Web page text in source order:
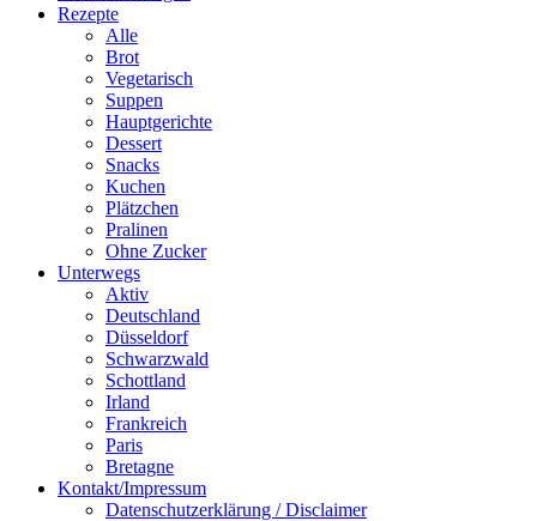
Rezepte
Alle
Brot
Vegetarisch
Suppen
Hauptgerichte
Dessert
Snacks
Kuchen
Plätzchen
Pralinen
Ohne Zucker
Unterwegs
Aktiv
Deutschland
Düsseldorf
Schwarzwald
Schottland
Irland
Frankreich
Paris
Bretagne
Kontakt/Impressum
Datenschutzerklärung / Disclaimer